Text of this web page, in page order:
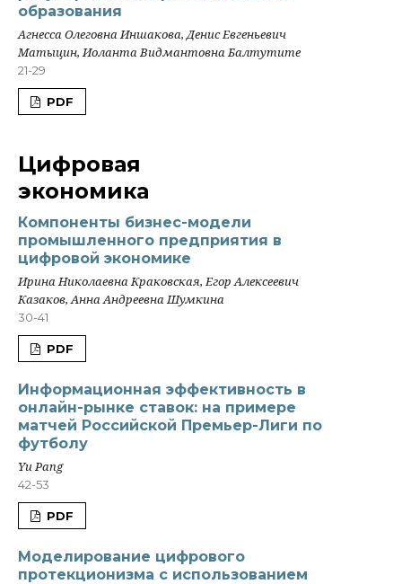
образования
Агнесса Олеговна Иншакова, Денис Евгеньевич
Матыцин, Иоланта Видмантовна Балтутите
21-29
PDF
Цифровая
экономика
Компоненты бизнес-модели
промышленного предприятия в
цифровой экономике
Ирина Николаевна Краковская, Егор Алексеевич
Казаков, Анна Андреевна Шумкина
30-41
PDF
Информационная эффективность в
онлайн-рынке ставок: на примере
матчей Российской Премьер-Лиги по
футболу
Yu Pang
42-53
PDF
Моделирование цифрового
протекционизма с использованием